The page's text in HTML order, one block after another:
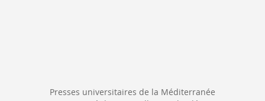
Presses universitaires de la Méditerranée